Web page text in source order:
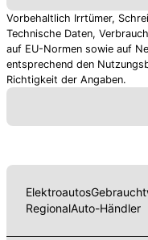
Vorbehaltlich Irrtümer,
Technische Daten,
auf EU-Normen sowie auf
entsprechend den
Richtigkeit der Angaben.
Elektroautos
RegionalAuto-Händler